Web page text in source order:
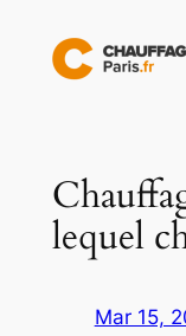
contenu
lequel
Mar 15,